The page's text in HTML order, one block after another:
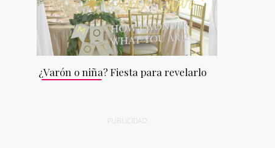
¿Varón o niña? Fiesta para revelarlo
PUBLICIDAD